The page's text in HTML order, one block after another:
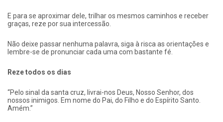
E para se aproximar dele, trilhar os mesmos caminhos e receber
graças, reze por sua intercessão.
Não deixe passar nenhuma palavra, siga à risca as orientações e
lembre-se de pronunciar cada uma com bastante fé.
Reze todos os dias
“Pelo sinal da santa cruz, livrai-nos Deus, Nosso Senhor, dos
nossos inimigos. Em nome do Pai, do Filho e do Espírito Santo.
Amém.”